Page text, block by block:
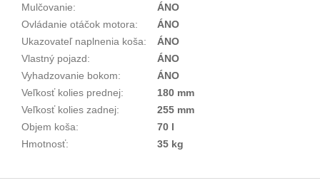
Mulčovanie:
ÁNO
Ovládanie otáčok motora:
ÁNO
Ukazovateľ naplnenia koša:
ÁNO
Vlastný pojazd:
ÁNO
Vyhadzovanie bokom:
ÁNO
Veľkosť kolies prednej:
180 mm
Veľkosť kolies zadnej:
255 mm
Objem koša:
70 l
Hmotnosť: 35 kg